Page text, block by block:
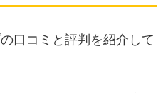
口コミと評判を紹介して